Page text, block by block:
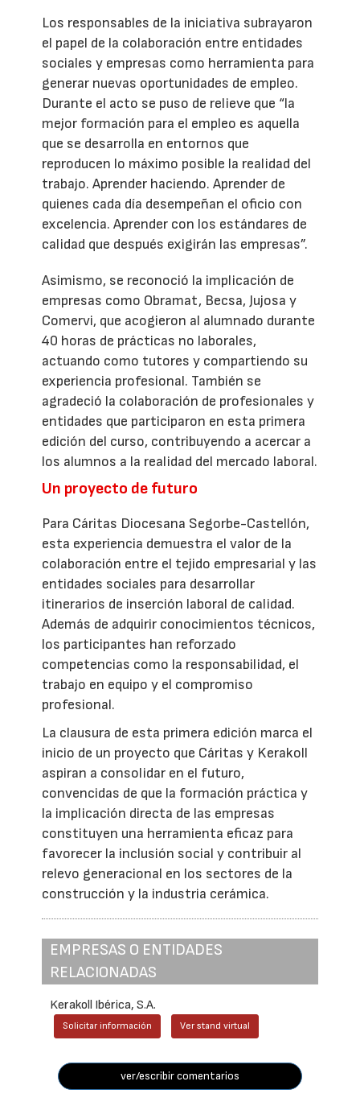
Los responsables de la iniciativa subrayaron
el papel de la colaboración entre entidades
sociales y empresas como herramienta para
generar nuevas oportunidades de empleo.
Durante el acto se puso de relieve que “la
mejor formación para el empleo es aquella
que se desarrolla en entornos que
reproducen lo máximo posible la realidad del
trabajo. Aprender haciendo. Aprender de
quienes cada día desempeñan el oficio con
excelencia. Aprender con los estándares de
calidad que después exigirán las empresas”.
Asimismo, se reconoció la implicación de
empresas como Obramat, Becsa, Jujosa y
Comervi, que acogieron al alumnado durante
40 horas de prácticas no laborales,
actuando como tutores y compartiendo su
experiencia profesional. También se
agradeció la colaboración de profesionales y
entidades que participaron en esta primera
edición del curso, contribuyendo a acercar a
los alumnos a la realidad del mercado laboral.
Un proyecto de futuro
Para Cáritas Diocesana Segorbe-Castellón,
esta experiencia demuestra el valor de la
colaboración entre el tejido empresarial y las
entidades sociales para desarrollar
itinerarios de inserción laboral de calidad.
Además de adquirir conocimientos técnicos,
los participantes han reforzado
competencias como la responsabilidad, el
trabajo en equipo y el compromiso
profesional.
La clausura de esta primera edición marca el
inicio de un proyecto que Cáritas y Kerakoll
aspiran a consolidar en el futuro,
convencidas de que la formación práctica y
la implicación directa de las empresas
constituyen una herramienta eficaz para
favorecer la inclusión social y contribuir al
relevo generacional en los sectores de la
construcción y la industria cerámica.
EMPRESAS O ENTIDADES
RELACIONADAS
Kerakoll Ibérica, S.A.
Solicitar información Ver stand virtual
ver/escribir comentarios